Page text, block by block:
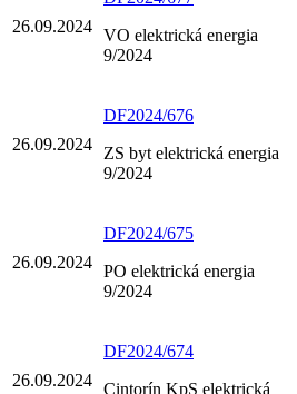
26.09.2024 VO elektrická energia
9/2024
26.09.2024
DF2024/676
ZS byt elektrická energia
9/2024
26.09.2024
DF2024/675
PO elektrická energia
9/2024
26.09.2024
DF2024/674
Cintorín KpS elektrická